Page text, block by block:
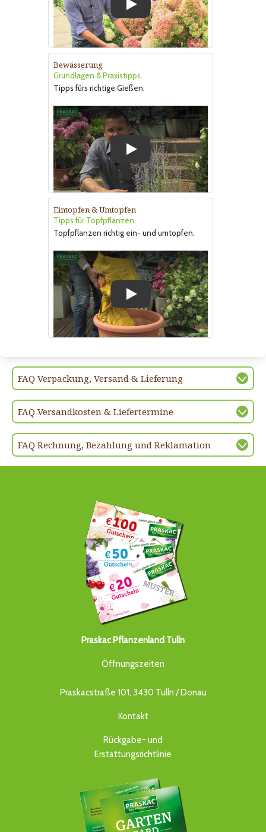
Play
Bewässerung
Grundlagen & Praxistipps.
Tipps fürs richtige Gießen.
Play
Eintopfen & Umtopfen
Tipps für Topfpflanzen.
Topfpflanzen richtig ein- und umtopfen.
Play
FAQ Verpackung, Versand & Lieferung
FAQ Versandkosten & Liefertermine
FAQ Rechnung, Bezahlung und Reklamation
Praskac Pflanzenland Tulln
Öffnungszeiten
Praskacstraße 101, 3430 Tulln / Donau
Kontakt
Rückgabe- und
Erstattungsrichtlinie